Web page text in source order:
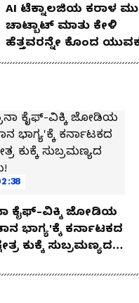
AI ಟೆಕ್ನಾಲಜಿಯ ಕರಾಳ
ಚಾಟ್ಬಾಟ್ ಮಾತು ಕೇಳಿ
ಹೆತ್ತವರನ್ನೇ ಕೊಂದ
ಕೈಫ್-ವಿಕ್ಕಿ ಜೋಡಿಯ
ಭಾಗ್ಯ'ಕ್ಕೆ ಕರ್ನಾಟಕದ
ಕುಕ್ಕೆ ಸುಬ್ರಮಣ್ಯದ